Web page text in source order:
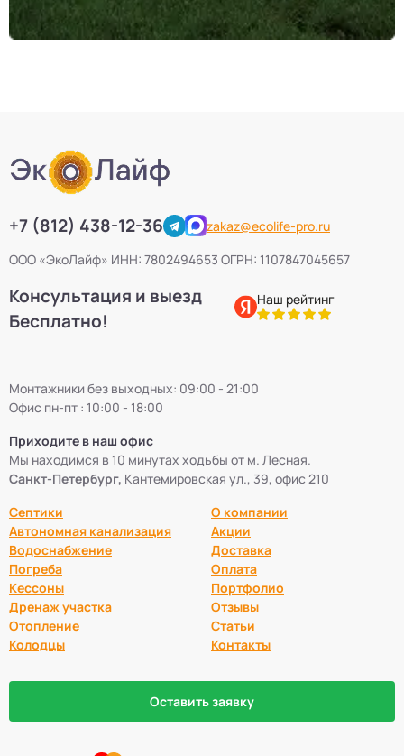
+7 (812) 438-12-36
zakaz@ecolife-pro.ru
ООО «ЭкоЛайф» ИНН: 7802494653 ОГРН: 1107847045657
Консультация и выезд
Бесплатно!
Наш рейтинг
Монтажники без выходных: 09:00 - 21:00
Офис пн-пт : 10:00 - 18:00
Приходите в наш офис
Мы находимся в 10 минутах ходьбы от м. Лесная.
Санкт-Петербург, Кантемировская ул., 39, офис 210
Септики
Автономная канализация
Водоснабжение
Погреба
Кессоны
Дренаж участка
Отопление
Колодцы
О компании
Акции
Доставка
Оплата
Портфолио
Отзывы
Статьи
Контакты
Оставить заявку